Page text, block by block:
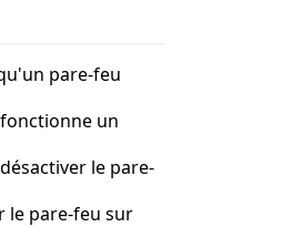
pare-feu
un
le pare-
le pare-feu sur